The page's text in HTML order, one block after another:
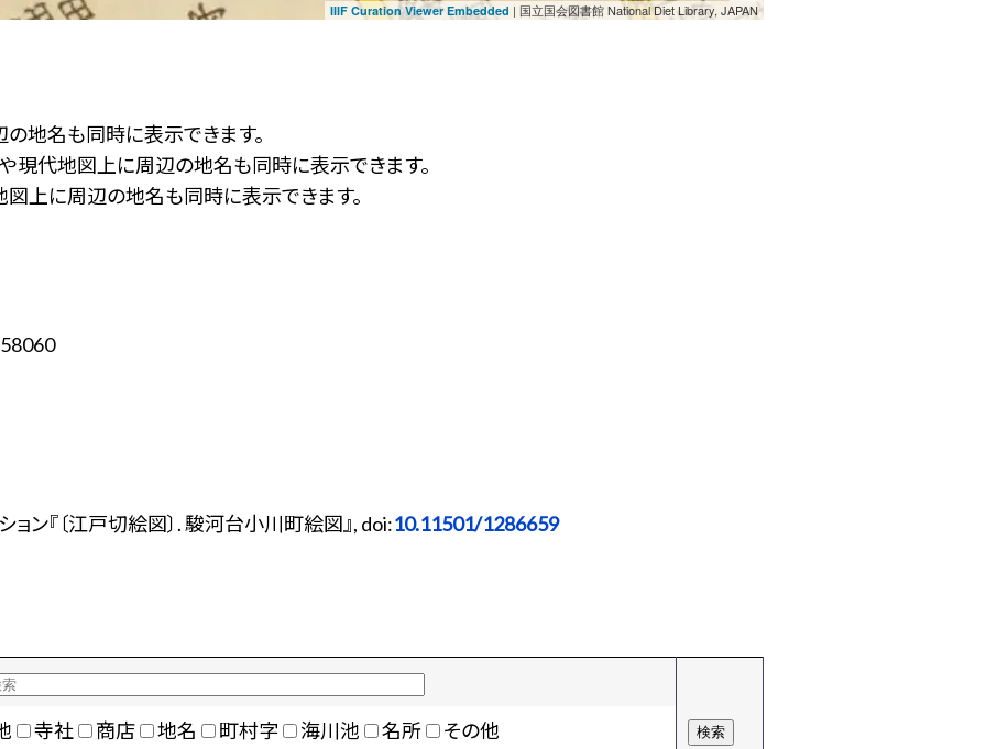
IIIF Curation Viewer Embedded | 国立国会図書館 National Diet Library, JAPAN
地名も同時に表示できます。
や現代地図上に周辺の地名も同時に表示できます。
図上に周辺の地名も同時に表示できます。
ン『〔江戸切絵図〕. 駿河台小川町絵図』, doi:10.11501/1286659
寺社 商店 地名 町村字 海川池 名所
その他